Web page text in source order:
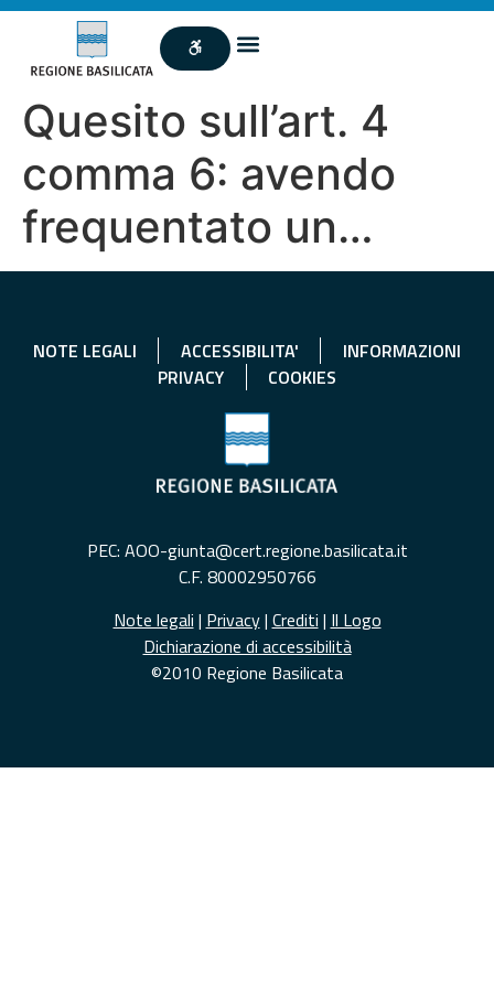
Quesito sull’art. 4
comma 6: avendo
frequentato un…
NOTE LEGALI ACCESSIBILITA'
INFORMAZIONI
PRIVACY
COOKIES
PEC: AOO-giunta@cert.regione.basilicata.it
C.F. 80002950766
Note legali | Privacy| Crediti | Il Logo
Dichiarazione di accessibilità
©2010 Regione Basilicata